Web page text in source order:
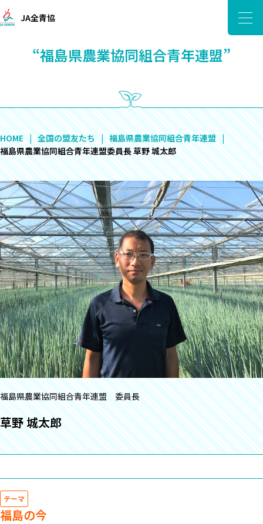
JA全青協
“福島県農業協同組合青年連盟”
HOME 全国の盟友たち
福島県農業協同組合青年連盟
福島県農業協同組合青年連盟委員長 草野 城太郎
福島県農業協同組合青年連盟 委員長
草野 城太郎
テーマ
福島の今